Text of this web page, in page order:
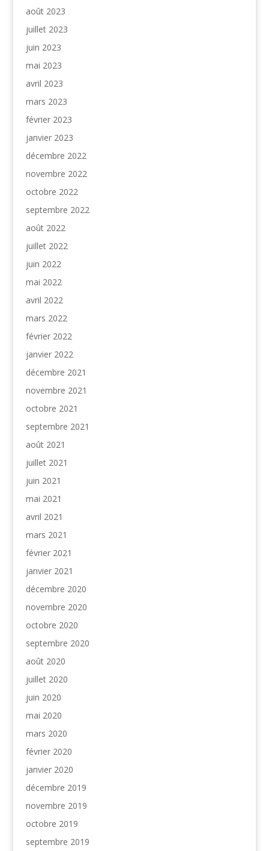
août 2023
juillet 2023
juin 2023
mai 2023
avril 2023
mars 2023
février 2023
janvier 2023
décembre 2022
novembre 2022
octobre 2022
septembre 2022
août 2022
juillet 2022
juin 2022
mai 2022
avril 2022
mars 2022
février 2022
janvier 2022
décembre 2021
novembre 2021
octobre 2021
septembre 2021
août 2021
juillet 2021
juin 2021
mai 2021
avril 2021
mars 2021
février 2021
janvier 2021
décembre 2020
novembre 2020
octobre 2020
septembre 2020
août 2020
juillet 2020
juin 2020
mai 2020
mars 2020
février 2020
janvier 2020
décembre 2019
novembre 2019
octobre 2019
septembre 2019